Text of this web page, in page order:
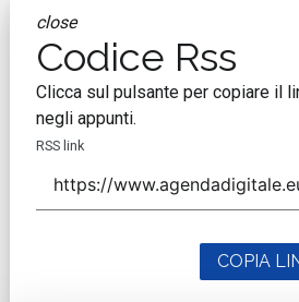
close
Codice Rss
Clicca sul pulsante per copiare il
negli appunti.
RSS link
COPIA